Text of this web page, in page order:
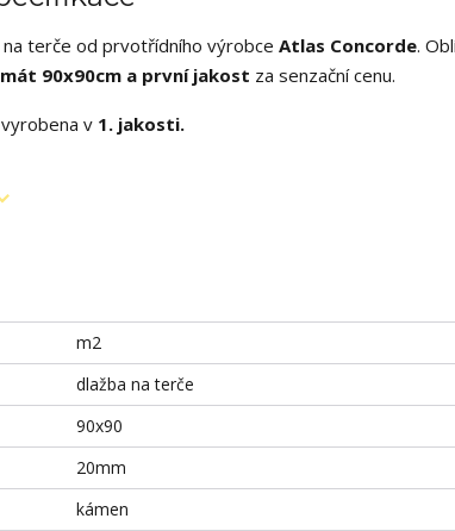
terče od prvotřídního výrobce Atlas Concorde.
90x90cm a první jakost za senzační cenu.
v 1. jakosti.
m2
dlažba na terče
90x90
20mm
kámen